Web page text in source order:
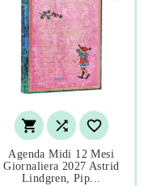
  
Agenda Midi 12 Mesi
Giornaliera 2027 Astrid
Lindgren, Pip...